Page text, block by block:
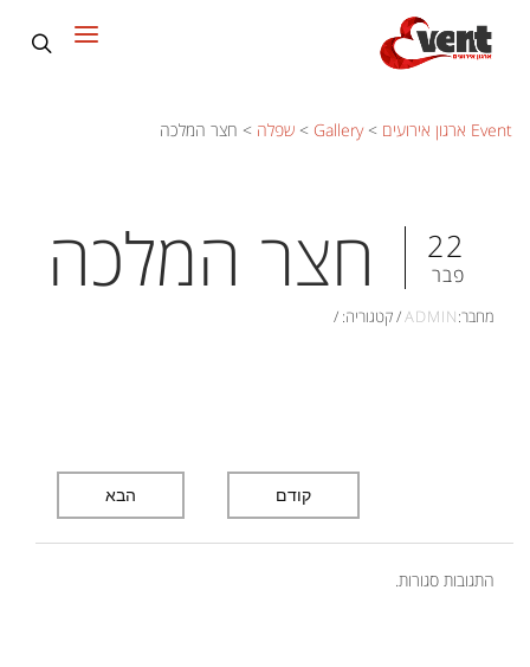
Event ארגון אירועים >
Gallery
> שפלה > חצר המלכה
22
פבר חצר המלכה
מחבר:ADMIN
/קטגוריה: /
הבא קודם
התגובות סגורות.